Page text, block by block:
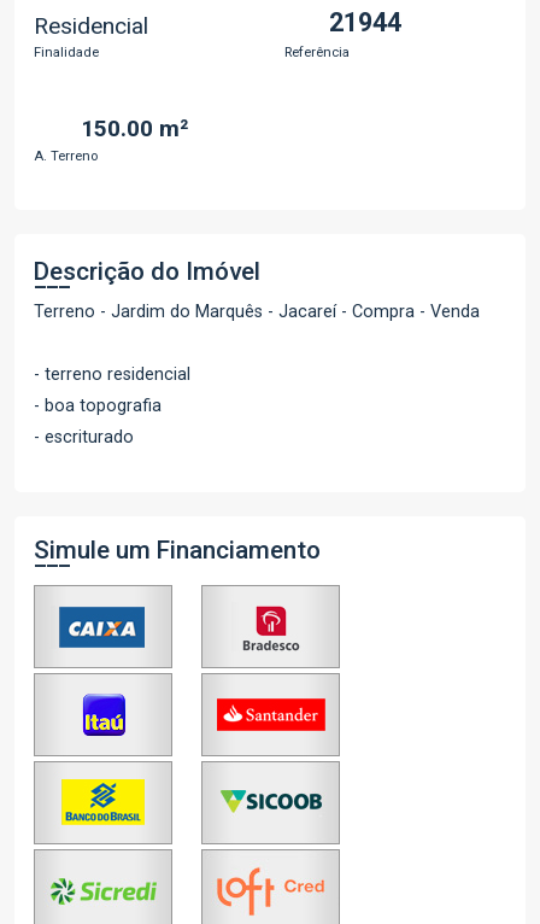
Residencial
Finalidade
21944
Referência
150.00 m²
A. Terreno
Descrição do Imóvel
Terreno - Jardim do Marquês - Jacareí - Compra - Venda
- terreno residencial
- boa topografia
- escriturado
Simule um Financiamento